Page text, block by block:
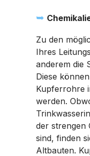
➥
Zu den
Ihres
anderem die
Diese
Kupferrohre
werden.
der strengen
sind, finden
Altbauten.